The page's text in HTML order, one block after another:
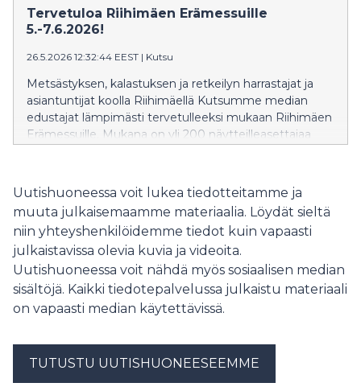
Tervetuloa Riihimäen Erämessuille
5.-7.6.2026!
26.5.2026 12:32:44 EEST | Kutsu
Metsästyksen, kalastuksen ja retkeilyn harrastajat ja
asiantuntijat koolla Riihimäellä Kutsumme median
edustajat lämpimästi tervetulleeksi mukaan Riihimäen
Erämessuille. Mukana on yli 200 näytteilleasettajaa
monipuolisesti luonnossa liikkuvat yhteen jo 1972
vuodesta lähtien.
Uutishuoneessa voit lukea tiedotteitamme ja
muuta julkaisemaamme materiaalia. Löydät sieltä
niin yhteyshenkilöidemme tiedot kuin vapaasti
julkaistavissa olevia kuvia ja videoita.
Uutishuoneessa voit nähdä myös sosiaalisen median
sisältöjä. Kaikki tiedotepalvelussa julkaistu materiaali
on vapaasti median käytettävissä.
TUTUSTU UUTISHUONEESEEMME